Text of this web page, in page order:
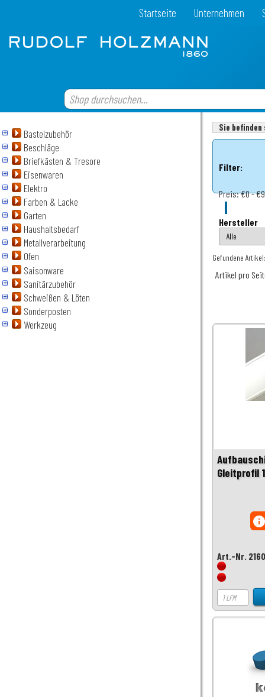
Startseite Unternehmen
Bastelzubehör
Beschläge
Briefkästen & Tresore
Eisenwaren
Elektro
Farben & Lacke
Garten
Haushaltsbedarf
Metallverarbeitung
Ofen
Saisonware
Sanitärzubehör
Schweißen & Löten
Sonderposten
Werkzeug
Sie
Filter:
Preis:€0 -
Hersteller
Gefundene
Artikel pro
Gleitprofil
Art.-Nr.